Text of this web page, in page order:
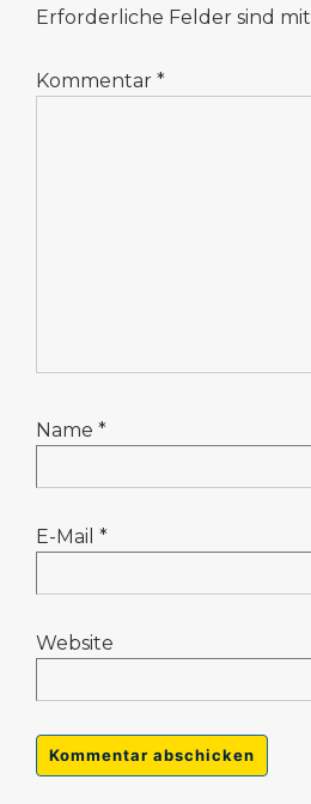
Erforderliche Felder sind mit
Kommentar *
Name *
E-Mail *
Website